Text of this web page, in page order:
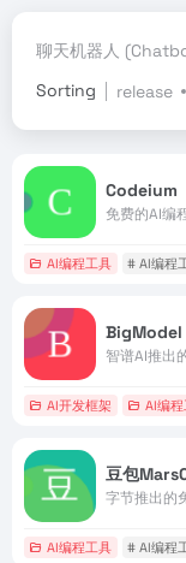
聊天机器人
Sorting
release
Codeium
免费的AI编
AI编程工具 # AI编程
BigModel
智谱AI推出
AI开发框架 AI编
豆包
字节推出的
AI编程工具 # AI编程